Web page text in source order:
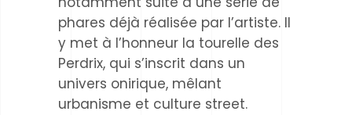
phares déjà réalisée par l’artiste. Il
y met à l’honneur la tourelle des
Perdrix, qui s’inscrit dans un
univers onirique, mêlant
urbanisme et culture street.